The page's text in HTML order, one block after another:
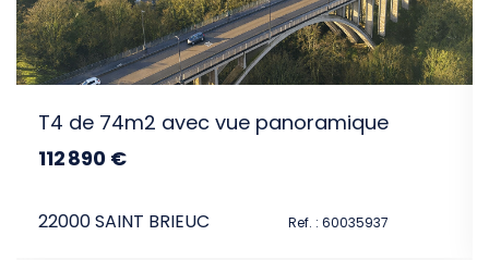
T4 de 74m2 avec vue panoramique
112 890 €
22000 SAINT BRIEUC Ref. : 60035937